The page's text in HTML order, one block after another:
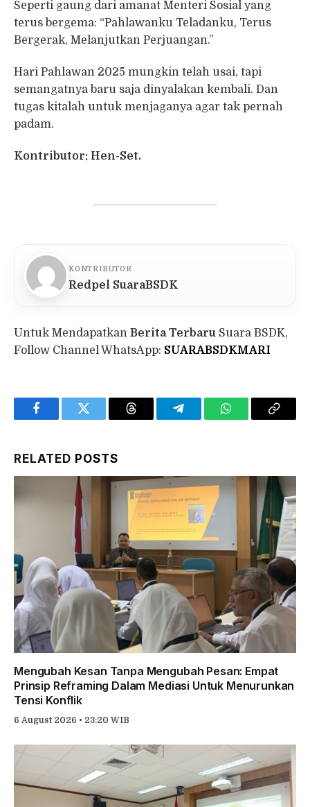
Seperti gaung dari amanat Menteri Sosial yang
terus bergema: “Pahlawanku Teladanku, Terus
Bergerak, Melanjutkan Perjuangan.”
Hari Pahlawan 2025 mungkin telah usai, tapi
semangatnya baru saja dinyalakan kembali. Dan
tugas kitalah untuk menjaganya agar tak pernah
padam.
Kontributor: Hen-Set.
KONTRIBUTOR
Redpel SuaraBSDK
Untuk Mendapatkan Berita Terbaru Suara BSDK,
Follow Channel WhatsApp: SUARABSDKMARI
FacebookTwitter Threads TelegramWhatsAppCopy
RELATED POSTS
Mengubah Kesan Tanpa Mengubah Pesan: Empat
Prinsip Reframing Dalam Mediasi Untuk Menurunkan
Tensi Konflik
6 August 2026 • 23:20 WIB